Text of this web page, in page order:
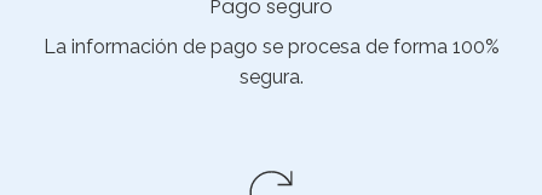
Pago seguro
La información de pago se procesa de forma 100%
segura.